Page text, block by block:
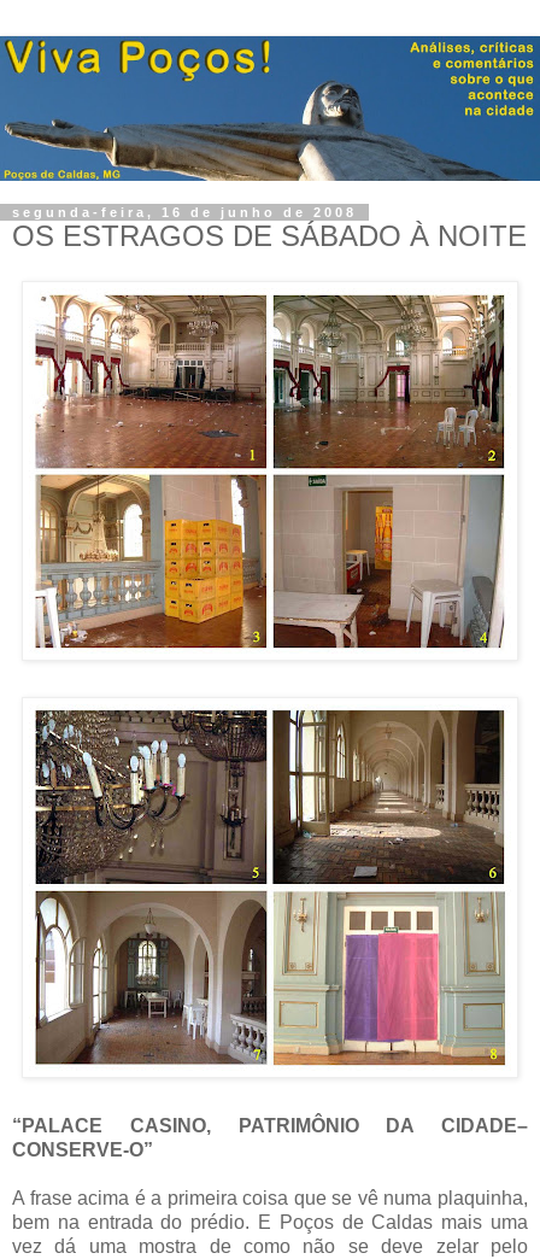
segunda-feira, 16 de junho de 2008
OS ESTRAGOS DE SÁBADO À NOITE
“PALACE CASINO, PATRIMÔNIO DA CIDADE–
CONSERVE-O”
A frase acima é a primeira coisa que se vê numa plaquinha,
bem na entrada do prédio. E Poços de Caldas mais uma
vez dá uma mostra de como não se deve zelar pelo